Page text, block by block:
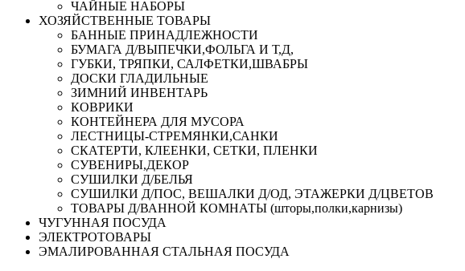
ЧАЙНЫЕ НАБОРЫ
ХОЗЯЙСТВЕННЫЕ ТОВАРЫ
БАННЫЕ ПРИНАДЛЕЖНОСТИ
БУМАГА Д/ВЫПЕЧКИ,ФОЛЬГА И Т,Д,
ГУБКИ, ТРЯПКИ, САЛФЕТКИ,ШВАБРЫ
ДОСКИ ГЛАДИЛЬНЫЕ
ЗИМНИЙ ИНВЕНТАРЬ
КОВРИКИ
КОНТЕЙНЕРА ДЛЯ МУСОРА
ЛЕСТНИЦЫ-СТРЕМЯНКИ,САНКИ
СКАТЕРТИ, КЛЕЕНКИ, СЕТКИ, ПЛЕНКИ
СУВЕНИРЫ,ДЕКОР
СУШИЛКИ Д/БЕЛЬЯ
СУШИЛКИ Д/ПОС, ВЕШАЛКИ Д/ОД, ЭТАЖЕРКИ Д/ЦВЕТОВ
ТОВАРЫ Д/ВАННОЙ КОМНАТЫ (шторы,полки,карнизы)
ЧУГУННАЯ ПОСУДА
ЭЛЕКТРОТОВАРЫ
ЭМАЛИРОВАННАЯ СТАЛЬНАЯ ПОСУДА